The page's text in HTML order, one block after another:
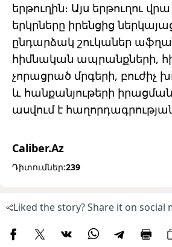
երթուղին։ Այս երթուղու
երկրները իրենցից
ընդարձակ շուկաներ
հիմնական ապրանքների,
չորացրած մրգերի, բուժիչ
և հանքանյութերի
ասվում է
Caliber.Az
Դիտումներ:239
Liked the story? Share it on social